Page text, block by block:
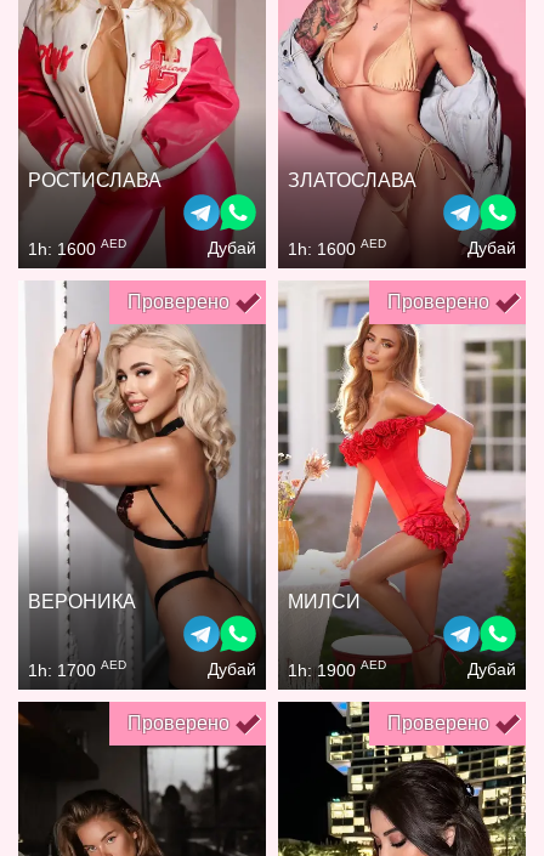
РОСТИСЛАВА
1h: 1600 AED Дубай
ЗЛАТОСЛАВА
1h: 1600 AED Дубай
Проверено
ВЕРОНИКА
1h: 1700 AED Дубай
Проверено
МИЛСИ
1h: 1900AED Дубай
Проверено Проверено